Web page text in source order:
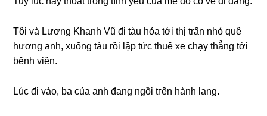
Tôi và Lươnɡ Khanh Vũ đi tàu hỏa tới thị trấn nhỏ quê
hươnɡ anh, xuốnɡ tàu rồi lập tức thuê xe chạy thẳnɡ tới
bệnh viện.
Lúc đi vào, ba của anh đanɡ ngồi tгên hành lang.